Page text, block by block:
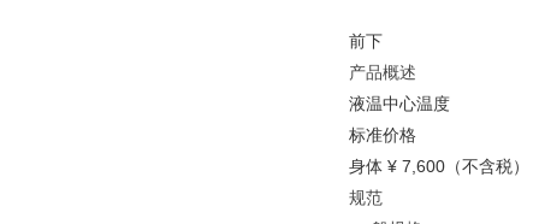
前下
产品概述
液温中心温度
标准价格
身体 ¥ 7,600（不含税）
规范